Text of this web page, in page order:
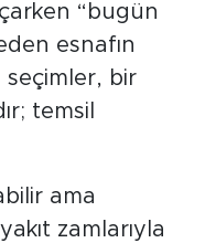
“bugün
esnafın
seçimler, bir
temsil
ama
zamlarıyla